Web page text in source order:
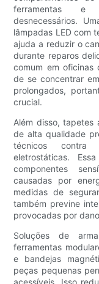
ferramentas e
desnecessários.
lâmpadas LED com
ajuda a reduzir o
durante reparos
comum em oficinas
de se concentrar
prolongados,
crucial.
Além disso, tapetes
de alta qualidade
técnicos contra
eletrostáticas.
componentes
causadas por
medidas de
também previne
provocadas por
Soluções de
ferramentas
e bandejas
peças pequenas
acessíveis. Isso